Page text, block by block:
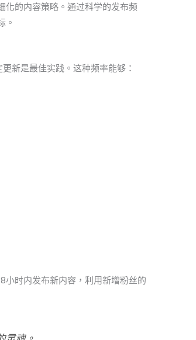
的内容策略。通过科学的发布频
。
新是最佳实践。这种频率能够：
时内发布新内容，利用新增粉丝的